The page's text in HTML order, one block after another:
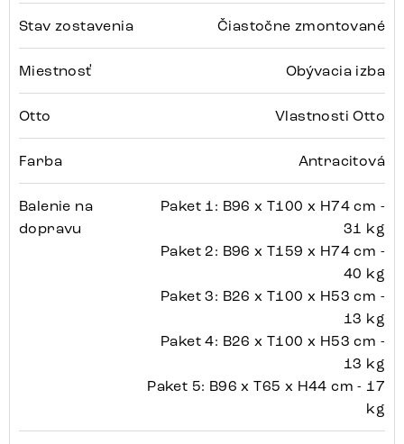
Stav zostavenia Čiastočne zmontované
Miestnosť Obývacia izba
Otto Vlastnosti Otto
Farba Antracitová
Balenie na
dopravu
Paket 1: B96 x T100 x H74 cm -
31 kg
Paket 2: B96 x T159 x H74 cm -
40 kg
Paket 3: B26 x T100 x H53 cm -
13 kg
Paket 4: B26 x T100 x H53 cm -
13 kg
Paket 5: B96 x T65 x H44 cm - 17
kg